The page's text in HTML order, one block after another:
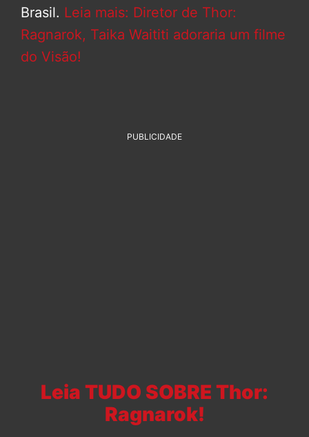
Brasil. Leia mais: Diretor de Thor:
Ragnarok, Taika Waititi adoraria um filme
do Visão!
PUBLICIDADE
Leia TUDO SOBRE Thor:
Ragnarok!